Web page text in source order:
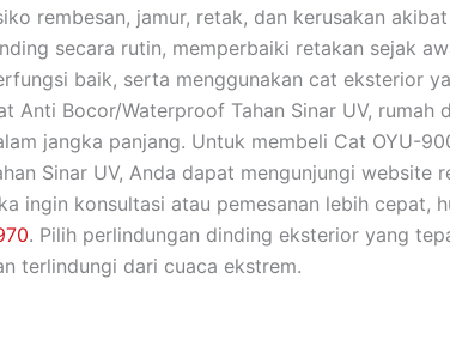
rembesan, jamur, retak, dan kerusakan
secara rutin, memperbaiki retakan sejak
baik, serta menggunakan cat eksterior
Anti Bocor/Waterproof Tahan Sinar UV, rumah
jangka panjang. Untuk membeli Cat OYU-
Sinar UV, Anda dapat mengunjungi website
ingin konsultasi atau pemesanan lebih cepat,
. Pilih perlindungan dinding eksterior yang
terlindungi dari cuaca ekstrem.